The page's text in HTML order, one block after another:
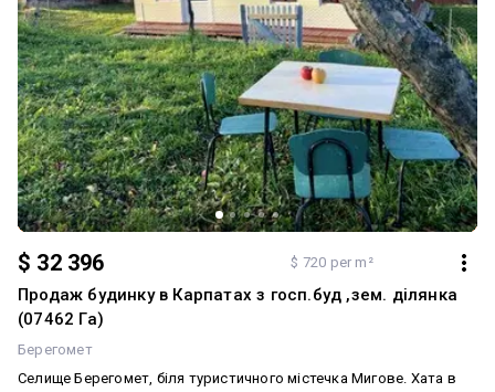
$ 32 396 $ 720 per m²
Продаж будинку в Карпатах з госп.буд ,зем. ділянка
(07462 Га)
Берегомет
Селище Берегомет, біля туристичного містечка Мигове. Хата в